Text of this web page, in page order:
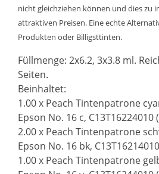
nicht gleichziehen können und dies zu
attraktiven Preisen. Eine echte
Produkten oder Billigsttinten.
Füllmenge: 2x6.2, 3x3.8 ml.
Seiten.
Beinhaltet:
1.00 x Peach Tintenpatrone
Epson No. 16 c, C13T16224010
2.00 x Peach Tintenpatrone
Epson No. 16 bk,
1.00 x Peach Tintenpatrone